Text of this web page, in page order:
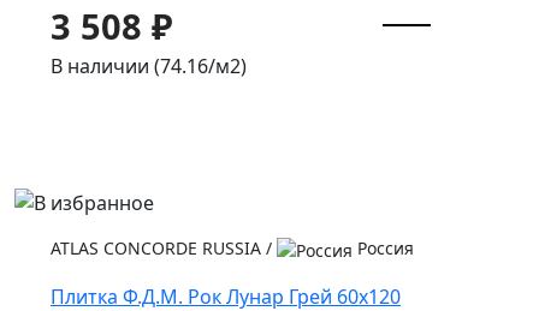
3 508 ₽
В наличии (74.16/м2)
ATLAS CONCORDE RUSSIA / Россия
Плитка Ф.Д.М. Рок Лунар Грей 60x120